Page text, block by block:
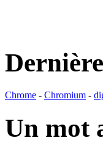
Chrome - Chromium -
Un mot